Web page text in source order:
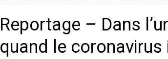
Reportage – Dans
quand le